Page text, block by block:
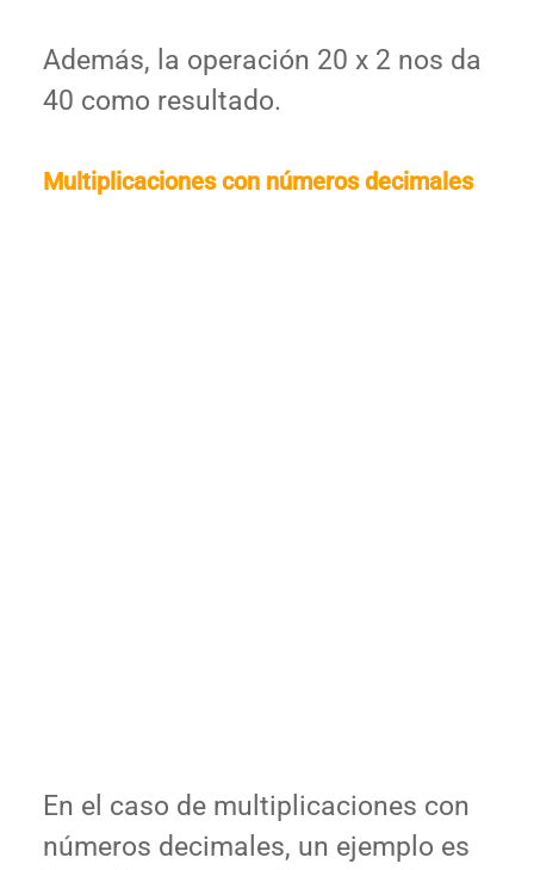
Además, la operación 20 x 2 nos da
40 como resultado.
Multiplicaciones con números decimales
En el caso de multiplicaciones con
números decimales, un ejemplo es